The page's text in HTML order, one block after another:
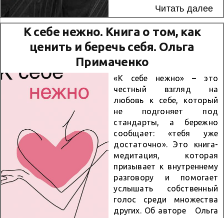
билету» и введите логин и
пароль, полученные на
вашу электронную...
повод вспомнить его
творчество и
познакомиться с одной
из его самых необычных
книг, доступных для
чтения в электронной
библиотеке ЛитРес. Об
авторе Александр Бушков
родился в городе
Минусинске
Красноярского края.
После школы он сменил
множество профессий:
был почтальоном,
грузчиком, рабочим
геофизической
экспедиции и даже
сотрудником газеты.
Писательскую
Читать далее
К себе нежно. Книга о том, как
ценить и беречь себя. Ольга
Примаченко
«К себе нежно» – это
честный взгляд на
любовь к себе, который
не подгоняет под
стандарты, а бережно
сообщает: «тебя уже
достаточно». Это книга-
медитация, которая
призывает к внутреннему
разговору и помогает
услышать собственный
голос среди множества
других. Об авторе Ольга